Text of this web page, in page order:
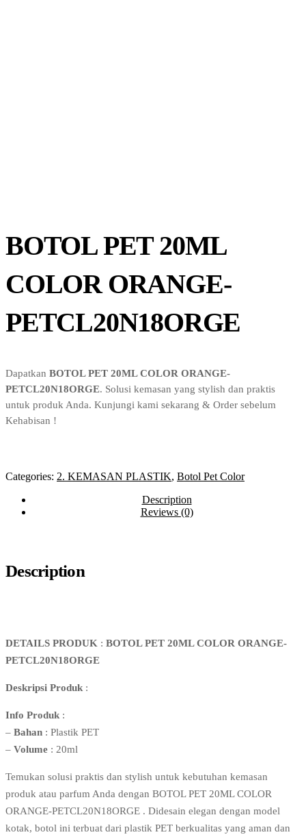
BOTOL PET 20ML
COLOR ORANGE-
PETCL20N18ORGE
Dapatkan BOTOL PET 20ML COLOR ORANGE-
PETCL20N18ORGE. Solusi kemasan yang stylish dan praktis
untuk produk Anda. Kunjungi kami sekarang & Order sebelum
Kehabisan !
Categories: 2. KEMASAN PLASTIK, Botol Pet Color
Description
Reviews (0)
Description
DETAILS PRODUK : BOTOL PET 20ML COLOR ORANGE-
PETCL20N18ORGE
Deskripsi Produk :
Info Produk :
– Bahan : Plastik PET
– Volume : 20ml
Temukan solusi praktis dan stylish untuk kebutuhan kemasan
produk atau parfum Anda dengan BOTOL PET 20ML COLOR
ORANGE-PETCL20N18ORGE . Didesain elegan dengan model
kotak, botol ini terbuat dari plastik PET berkualitas yang aman dan